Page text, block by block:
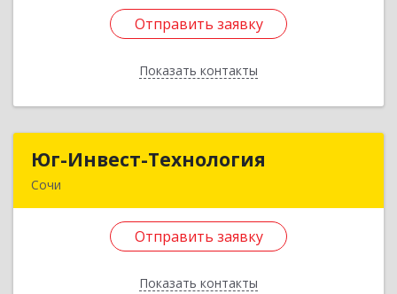
Отправить заявку
Показать контакты
Чекистов пр-кт, дом № 31, кв.37
Юг-Инвест-Технология
Сочи
Отправить заявку
Показать контакты
Юг-Инвест-Технология
ул, дом № 23А, пом.29